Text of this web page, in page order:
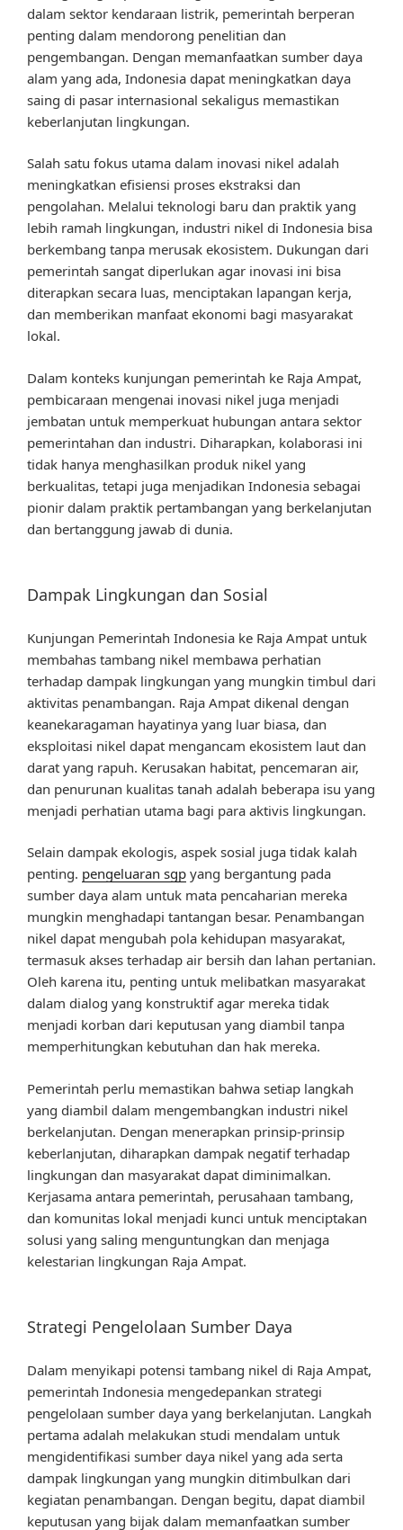
dalam sektor kendaraan listrik, pemerintah berperan
penting dalam mendorong penelitian dan
pengembangan. Dengan memanfaatkan sumber daya
alam yang ada, Indonesia dapat meningkatkan daya
saing di pasar internasional sekaligus memastikan
keberlanjutan lingkungan.
Salah satu fokus utama dalam inovasi nikel adalah
meningkatkan efisiensi proses ekstraksi dan
pengolahan. Melalui teknologi baru dan praktik yang
lebih ramah lingkungan, industri nikel di Indonesia bisa
berkembang tanpa merusak ekosistem. Dukungan dari
pemerintah sangat diperlukan agar inovasi ini bisa
diterapkan secara luas, menciptakan lapangan kerja,
dan memberikan manfaat ekonomi bagi masyarakat
lokal.
Dalam konteks kunjungan pemerintah ke Raja Ampat,
pembicaraan mengenai inovasi nikel juga menjadi
jembatan untuk memperkuat hubungan antara sektor
pemerintahan dan industri. Diharapkan, kolaborasi ini
tidak hanya menghasilkan produk nikel yang
berkualitas, tetapi juga menjadikan Indonesia sebagai
pionir dalam praktik pertambangan yang berkelanjutan
dan bertanggung jawab di dunia.
Dampak Lingkungan dan Sosial
Kunjungan Pemerintah Indonesia ke Raja Ampat untuk
membahas tambang nikel membawa perhatian
terhadap dampak lingkungan yang mungkin timbul dari
aktivitas penambangan. Raja Ampat dikenal dengan
keanekaragaman hayatinya yang luar biasa, dan
eksploitasi nikel dapat mengancam ekosistem laut dan
darat yang rapuh. Kerusakan habitat, pencemaran air,
dan penurunan kualitas tanah adalah beberapa isu yang
menjadi perhatian utama bagi para aktivis lingkungan.
Selain dampak ekologis, aspek sosial juga tidak kalah
penting. pengeluaran sgp yang bergantung pada
sumber daya alam untuk mata pencaharian mereka
mungkin menghadapi tantangan besar. Penambangan
nikel dapat mengubah pola kehidupan masyarakat,
termasuk akses terhadap air bersih dan lahan pertanian.
Oleh karena itu, penting untuk melibatkan masyarakat
dalam dialog yang konstruktif agar mereka tidak
menjadi korban dari keputusan yang diambil tanpa
memperhitungkan kebutuhan dan hak mereka.
Pemerintah perlu memastikan bahwa setiap langkah
yang diambil dalam mengembangkan industri nikel
berkelanjutan. Dengan menerapkan prinsip-prinsip
keberlanjutan, diharapkan dampak negatif terhadap
lingkungan dan masyarakat dapat diminimalkan.
Kerjasama antara pemerintah, perusahaan tambang,
dan komunitas lokal menjadi kunci untuk menciptakan
solusi yang saling menguntungkan dan menjaga
kelestarian lingkungan Raja Ampat.
Strategi Pengelolaan Sumber Daya
Dalam menyikapi potensi tambang nikel di Raja Ampat,
pemerintah Indonesia mengedepankan strategi
pengelolaan sumber daya yang berkelanjutan. Langkah
pertama adalah melakukan studi mendalam untuk
mengidentifikasi sumber daya nikel yang ada serta
dampak lingkungan yang mungkin ditimbulkan dari
kegiatan penambangan. Dengan begitu, dapat diambil
keputusan yang bijak dalam memanfaatkan sumber